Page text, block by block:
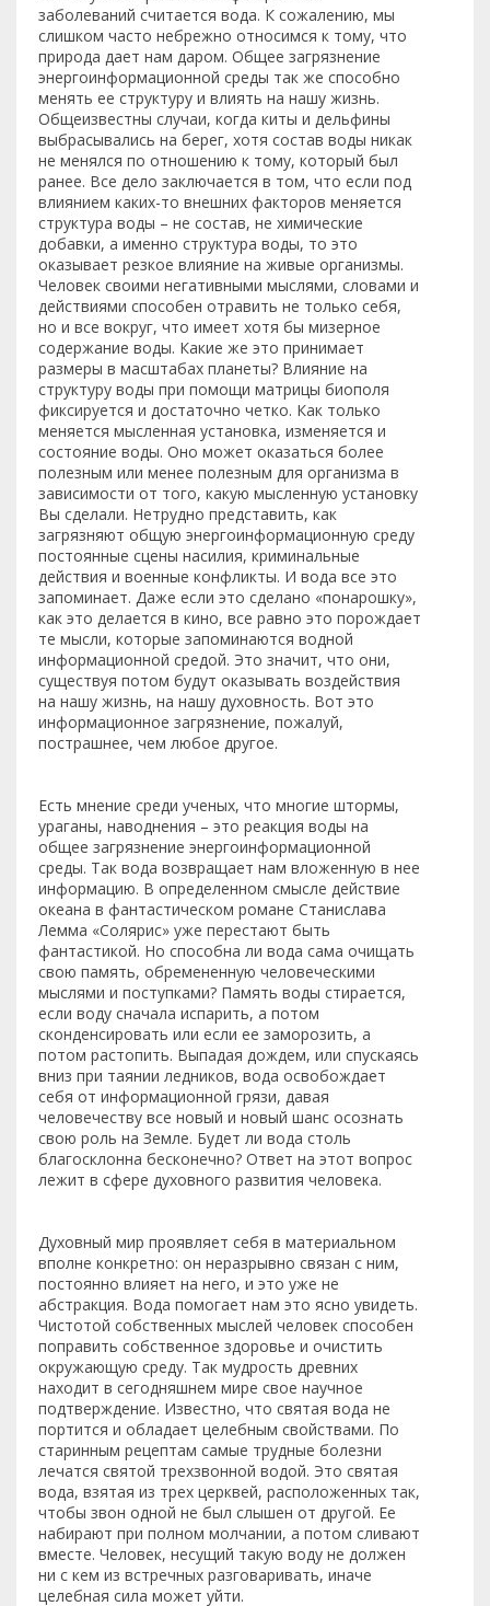
заболеваний считается вода. К сожалению, мы
слишком часто небрежно относимся к тому, что
природа дает нам даром. Общее загрязнение
энергоинформационной среды так же способно
менять ее структуру и влиять на нашу жизнь.
Общеизвестны случаи, когда киты и дельфины
выбрасывались на берег, хотя состав воды никак
не менялся по отношению к тому, который был
ранее. Все дело заключается в том, что если под
влиянием каких-то внешних факторов меняется
структура воды – не состав, не химические
добавки, а именно структура воды, то это
оказывает резкое влияние на живые организмы.
Человек своими негативными мыслями, словами и
действиями способен отравить не только себя,
но и все вокруг, что имеет хотя бы мизерное
содержание воды. Какие же это принимает
размеры в масштабах планеты? Влияние на
структуру воды при помощи матрицы биополя
фиксируется и достаточно четко. Как только
меняется мысленная установка, изменяется и
состояние воды. Оно может оказаться более
полезным или менее полезным для организма в
зависимости от того, какую мысленную установку
Вы сделали. Нетрудно представить, как
загрязняют общую энергоинформационную среду
постоянные сцены насилия, криминальные
действия и военные конфликты. И вода все это
запоминает. Даже если это сделано «понарошку»,
как это делается в кино, все равно это порождает
те мысли, которые запоминаются водной
информационной средой. Это значит, что они,
существуя потом будут оказывать воздействия
на нашу жизнь, на нашу духовность. Вот это
информационное загрязнение, пожалуй,
пострашнее, чем любое другое.
Есть мнение среди ученых, что многие штормы,
ураганы, наводнения – это реакция воды на
общее загрязнение энергоинформационной
среды. Так вода возвращает нам вложенную в нее
информацию. В определенном смысле действие
океана в фантастическом романе Станислава
Лемма «Солярис» уже перестают быть
фантастикой. Но способна ли вода сама очищать
свою память, обремененную человеческими
мыслями и поступками? Память воды стирается,
если воду сначала испарить, а потом
сконденсировать или если ее заморозить, а
потом растопить. Выпадая дождем, или спускаясь
вниз при таянии ледников, вода освобождает
себя от информационной грязи, давая
человечеству все новый и новый шанс осознать
свою роль на Земле. Будет ли вода столь
благосклонна бесконечно? Ответ на этот вопрос
лежит в сфере духовного развития человека.
Духовный мир проявляет себя в материальном
вполне конкретно: он неразрывно связан с ним,
постоянно влияет на него, и это уже не
абстракция. Вода помогает нам это ясно увидеть.
Чистотой собственных мыслей человек способен
поправить собственное здоровье и очистить
окружающую среду. Так мудрость древних
находит в сегодняшнем мире свое научное
подтверждение. Известно, что святая вода не
портится и обладает целебным свойствами. По
старинным рецептам самые трудные болезни
лечатся святой трехзвонной водой. Это святая
вода, взятая из трех церквей, расположенных так,
чтобы звон одной не был слышен от другой. Ее
набирают при полном молчании, а потом сливают
вместе. Человек, несущий такую воду не должен
ни с кем из встречных разговаривать, иначе
целебная сила может уйти.